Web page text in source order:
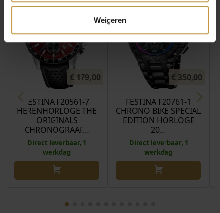
Weigeren
€ 179,00
FESTINA F20561-7
HERENHORLOGE THE
ORIGINALS
CHRONOGRAAF…
Direct leverbaar, 1
werkdag
€ 350,00
FESTINA F20761-1
CHRONO BIKE SPECIAL
EDITION HORLOGE
20…
Direct leverbaar, 1
werkdag